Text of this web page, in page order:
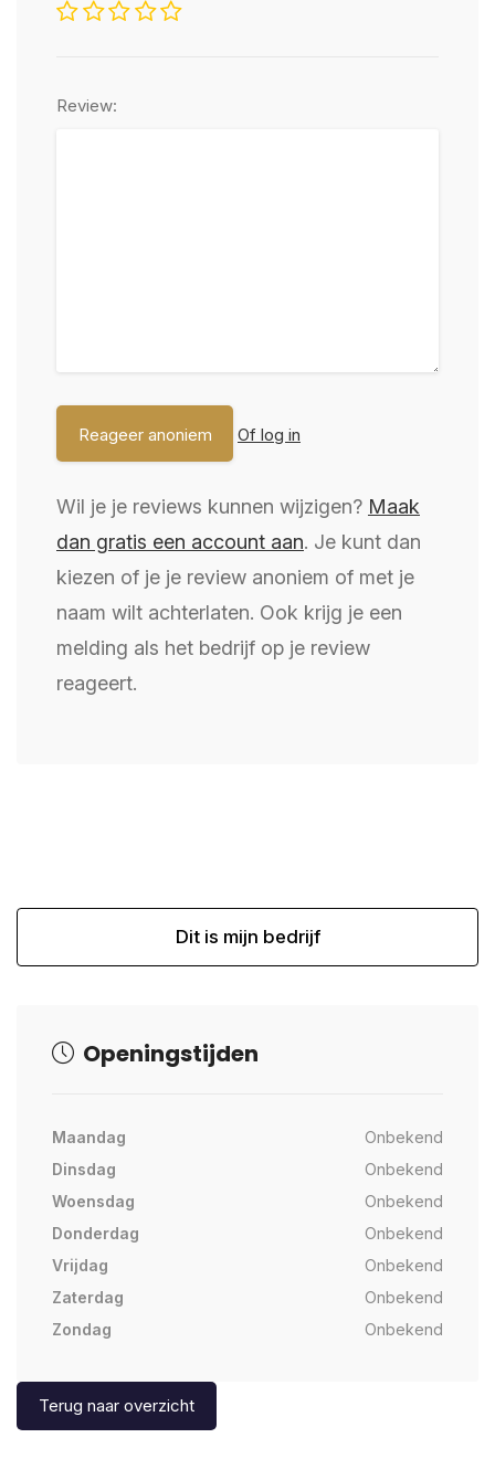
Review:
Of log in
Wil je je reviews kunnen wijzigen? Maak
dan gratis een account aan. Je kunt dan
kiezen of je je review anoniem of met je
naam wilt achterlaten. Ook krijg je een
melding als het bedrijf op je review
reageert.
Dit is mijn bedrijf
Openingstijden
Maandag
Onbekend
Dinsdag
Onbekend
Woensdag
Onbekend
Donderdag
Onbekend
Vrijdag
Onbekend
Zaterdag
Onbekend
Zondag
Onbekend
Terug naar overzicht